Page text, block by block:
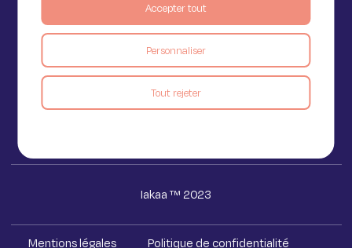
Personnaliser
Tout rejeter
Accepter tout
11 Rue de Provence,
75009 Paris
Voir le blog
Iakaa ™ 2023
Mentions légales Politique de confidentialité